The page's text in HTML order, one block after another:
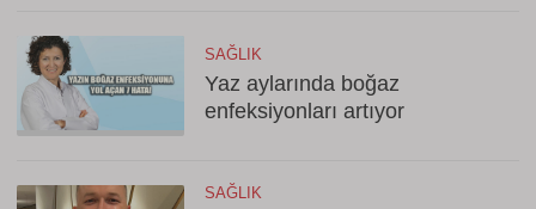
SAĞLIK
Yaz aylarında boğaz
enfeksiyonları artıyor
SAĞLIK